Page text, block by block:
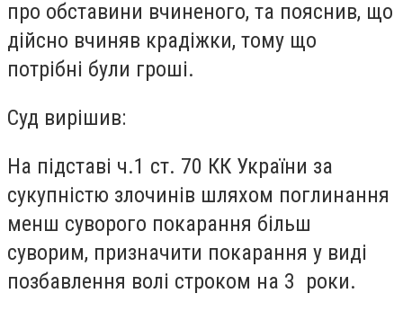
про обставини вчиненого, та пояснив, що
дійсно вчиняв крадіжки, тому що
потрібні були гроші.
Суд вирішив:
На підставі ч.1 ст. 70 КК України за
сукупністю злочинів шляхом поглинання
менш суворого покарання більш
суворим, призначити покарання у виді
позбавлення волі строком на 3 роки.